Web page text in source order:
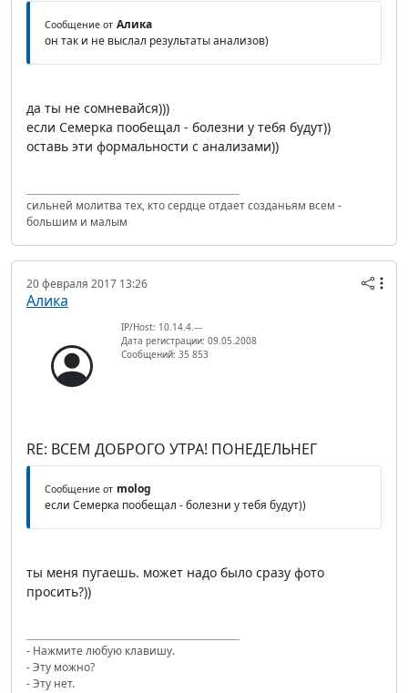
Сообщение от Алика
он так и не выслал результаты анализов)
да ты не сомневайся)))
если Семерка пообещал - болезни у тебя будут))
оставь эти формальности с анализами))
сильней молитва тех, кто сердце отдает созданьям всем -
большим и малым
20 февраля 2017 13:26
Алика
IP/Host: 10.14.4.---
Дата регистрации: 09.05.2008
Сообщений: 35 853
RE: ВСЕМ ДОБРОГО УТРА! ПОНЕДЕЛЬНЕГ
Сообщение от molog
если Семерка пообещал - болезни у тебя будут))
ты меня пугаешь. может надо было сразу фото
просить?))
- Нажмите любую клавишу.
- Эту можно?
- Эту нет.